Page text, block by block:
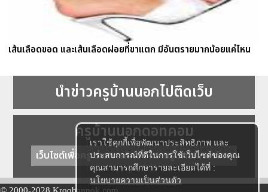
เราใช้คุกกี้เพื่อพัฒนาประสิทธิภาพ และ
ประสบการณ์ที่ดีในการใช้เว็บไซต์ของคุณ
คุณสามารถศึกษารายละเอียดได้ที่ :
นโยบายความเป็นส่วนตัว
เส้นเลือดขอด และเส้นเลือดฝอยที่ขาแตก มีอันตรายมากน้อยแค่ไหน
นำข่าวครูบ้านนอกไปติดเว็บ
ครูบ้านนอกดอทคอม
เว็บไซต์เพื่อครู ข่าวการศึกษา ความรู้ การศึกษาไทย